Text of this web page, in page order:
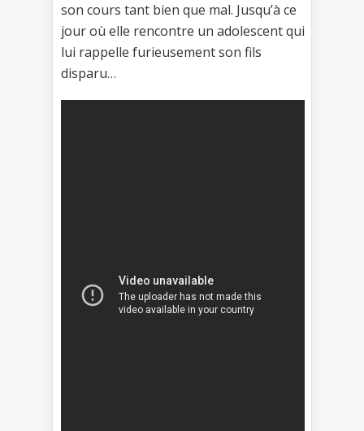
son cours tant bien que mal. Jusqu’à ce
jour où elle rencontre un adolescent qui
lui rappelle furieusement son fils
disparu…